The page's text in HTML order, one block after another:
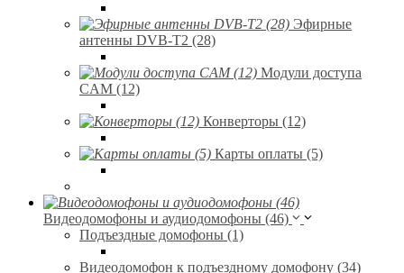
Эфирные
антенны DVB-T2 (28)
Модули доступа
CAM (12)
Конверторы (12)
Карты оплаты (5)
Видеодомофоны и аудиодомофоны (46)
Подъездные домофоны (1)
Видеодомофон к подъездному домофону (34)